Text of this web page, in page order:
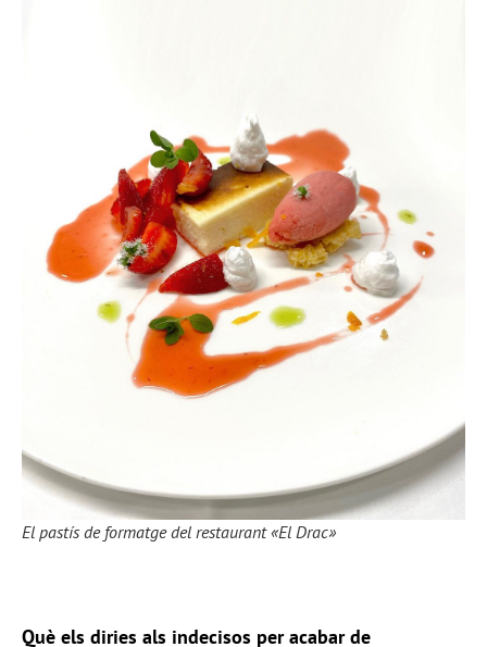
El pastís de formatge del restaurant «El Drac»
Què els diries als indecisos per acabar de